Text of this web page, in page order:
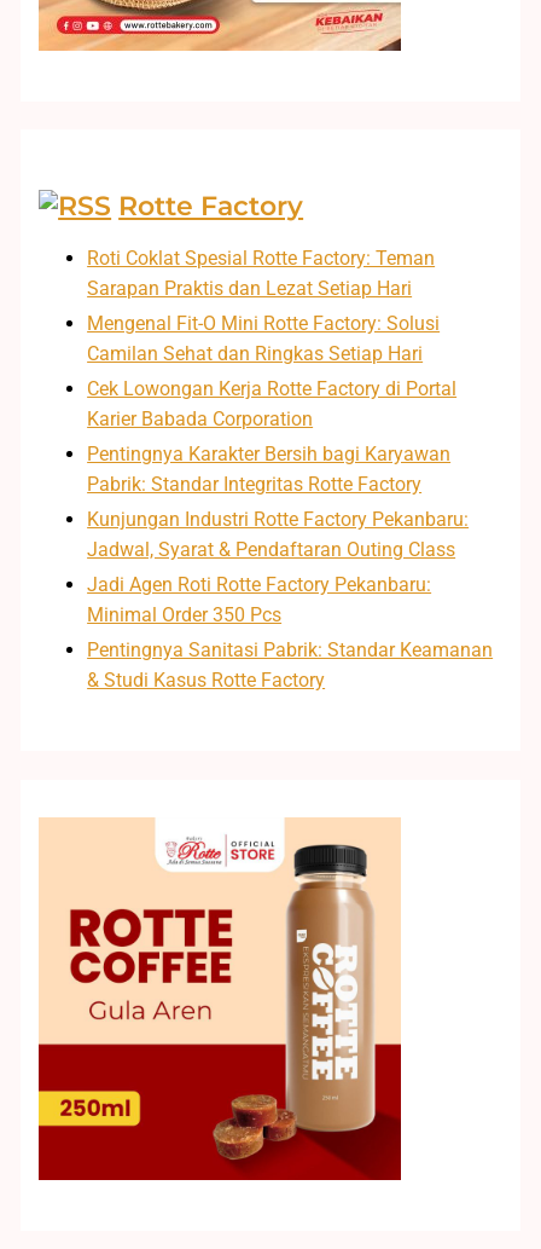
Rotte Factory
Roti Coklat Spesial Rotte Factory: Teman
Sarapan Praktis dan Lezat Setiap Hari
Mengenal Fit-O Mini Rotte Factory: Solusi
Camilan Sehat dan Ringkas Setiap Hari
Cek Lowongan Kerja Rotte Factory di Portal
Karier Babada Corporation
Pentingnya Karakter Bersih bagi Karyawan
Pabrik: Standar Integritas Rotte Factory
Kunjungan Industri Rotte Factory Pekanbaru:
Jadwal, Syarat & Pendaftaran Outing Class
Jadi Agen Roti Rotte Factory Pekanbaru:
Minimal Order 350 Pcs
Pentingnya Sanitasi Pabrik: Standar Keamanan
& Studi Kasus Rotte Factory